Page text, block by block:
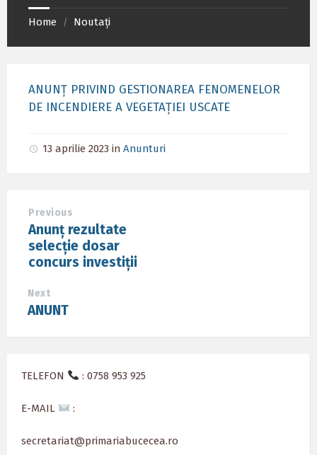
Home / Noutați
ANUNȚ PRIVIND GESTIONAREA FENOMENELOR
DE INCENDIERE A VEGETAȚIEI USCATE
13 aprilie 2023 in Anunturi
Previous
Anunț rezultate
selecție dosar
concurs investiții
Next
ANUNT
TELEFON : 0758 953 925
E-MAIL :
secretariat@primariabucecea.ro